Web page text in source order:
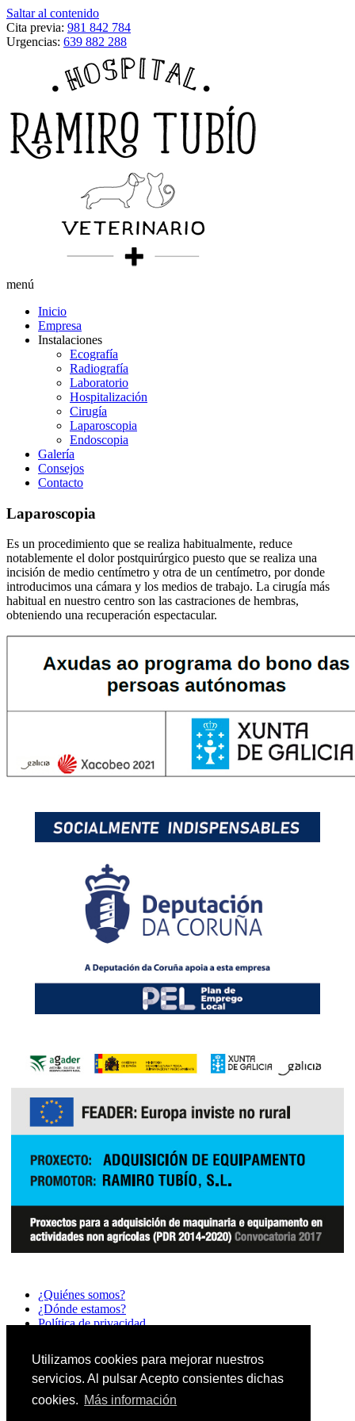
Utilizamos cookies para mejorar nuestros
servicios. Al pulsar Acepto consientes dichas
cookies. Más información
Saltar al contenido
Cita previa: 981 842 784
Urgencias: 639 882 288
menú
Inicio
Empresa
Instalaciones
Ecografía
Radiografía
Laboratorio
Hospitalización
Cirugía
Laparoscopia
Endoscopia
Galería
Consejos
Contacto
Laparoscopia
Es un procedimiento que se realiza habitualmente, reduce
notablemente el dolor postquirúrgico puesto que se realiza una
incisión de medio centímetro y otra de un centímetro, por donde
introducimos una cámara y los medios de trabajo. La cirugía más
habitual en nuestro centro son las castraciones de hembras,
obteniendo una recuperación espectacular.
¿Quiénes somos?
¿Dónde estamos?
Política de privacidad
Contacto